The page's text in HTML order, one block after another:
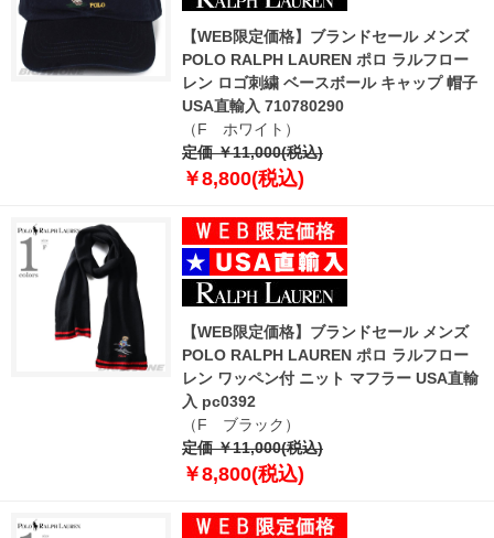
【WEB限定価格】ブランドセール メンズ
POLO RALPH LAUREN ポロ ラルフロー
レン ロゴ刺繍 ベースボール キャップ 帽子
USA直輸入 710780290
（F ホワイト）
定価 ￥11,000(税込)
￥8,800(税込)
【WEB限定価格】ブランドセール メンズ
POLO RALPH LAUREN ポロ ラルフロー
レン ワッペン付 ニット マフラー USA直輸
入 pc0392
（F ブラック）
定価 ￥11,000(税込)
￥8,800(税込)